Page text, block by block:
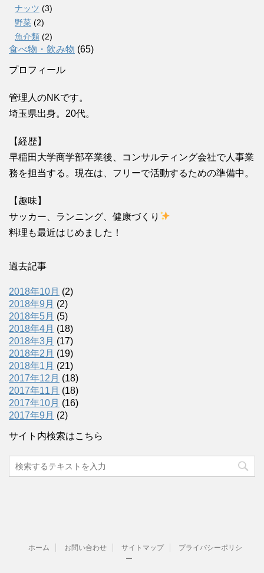
ナッツ (3)
野菜 (2)
魚介類 (2)
食べ物・飲み物 (65)
プロフィール
管理人のNKです。
埼玉県出身。20代。
【経歴】
早稲田大学商学部卒業後、コンサルティング会社で人事業
務を担当する。現在は、フリーで活動するための準備中。
【趣味】
サッカー、ランニング、健康づくり
料理も最近はじめました！
過去記事
2018年10月 (2)
2018年9月 (2)
2018年5月 (5)
2018年4月 (18)
2018年3月 (17)
2018年2月 (19)
2018年1月 (21)
2017年12月 (18)
2017年11月 (18)
2017年10月 (16)
2017年9月 (2)
サイト内検索はこちら
ホーム お問い合わせ サイトマップ
プライバシーポリシ
ー